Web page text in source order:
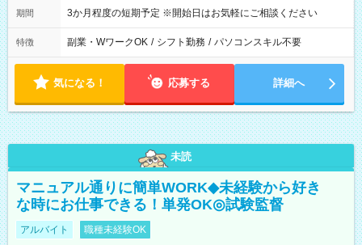
期間 3か月程度の短期予定 ※開始日はお気軽にご相談ください
特徴 副業・WワークOK / シフト勤務 / パソコンスキル不要
気になる！ 応募する 詳細へ
未読
マニュアル通りに簡単WORK◆未経験から好き
な時にお仕事できる！単発OK◎試験監督
アルバイト 職種未経験OK